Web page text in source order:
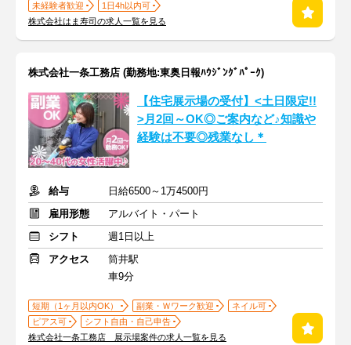
未経験者歓迎
1日4h以内可
株式会社はま寿司の求人一覧を見る
株式会社一条工務店 (勤務地:東奥日報ﾊｳｼﾞﾝｸﾞﾊﾟｰｸ)
【住宅展示場の受付】<土日限定!!
>月2回～OK◎ご案内など♪知識や
経験は不要◎残業なし＊
給与
日給6500～1万4500円
雇用形態
アルバイト・パート
シフト
週1日以上
アクセス
筒井駅
車9分
短期（1ヶ月以内OK） 副業・Ｗワーク歓迎
ネイル可
ピアス可
シフト自由・自己申告
株式会社一条工務店 展示場案件の求人一覧を見る